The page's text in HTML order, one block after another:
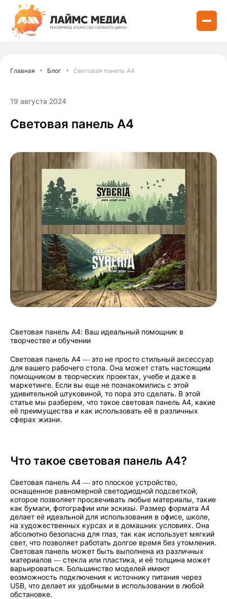
Главная Блог Световая панель А4
19 августа 2024
Световая панель А4
Световая панель А4: Ваш идеальный помощник в
творчестве и обучении
Световая панель А4 — это не просто стильный аксессуар
для вашего рабочего стола. Она может стать настоящим
помощником в творческих проектах, учебе и даже в
маркетинге. Если вы еще не познакомились с этой
удивительной штуковиной, то пора это сделать. В этой
статье мы разберем, что такое световая панель А4, какие
её преимущества и как использовать её в различных
сферах жизни.
Что такое световая панель А4?
Световая панель А4 — это плоское устройство,
оснащенное равномерной светодиодной подсветкой,
которое позволяет просвечивать любые материалы, такие
как бумаги, фотографии или эскизы. Размер формата А4
делает её идеальной для использования в офисе, школе,
на художественных курсах и в домашних условиях. Она
абсолютно безопасна для глаз, так как использует мягкий
свет, что позволяет работать долгое время без утомления.
Световая панель может быть выполнена из различных
материалов — стекла или пластика, и её толщина может
варьироваться. Большинство моделей имеют
возможность подключения к источнику питания через
USB, что делает их удобными в использовании в любой
обстановке.